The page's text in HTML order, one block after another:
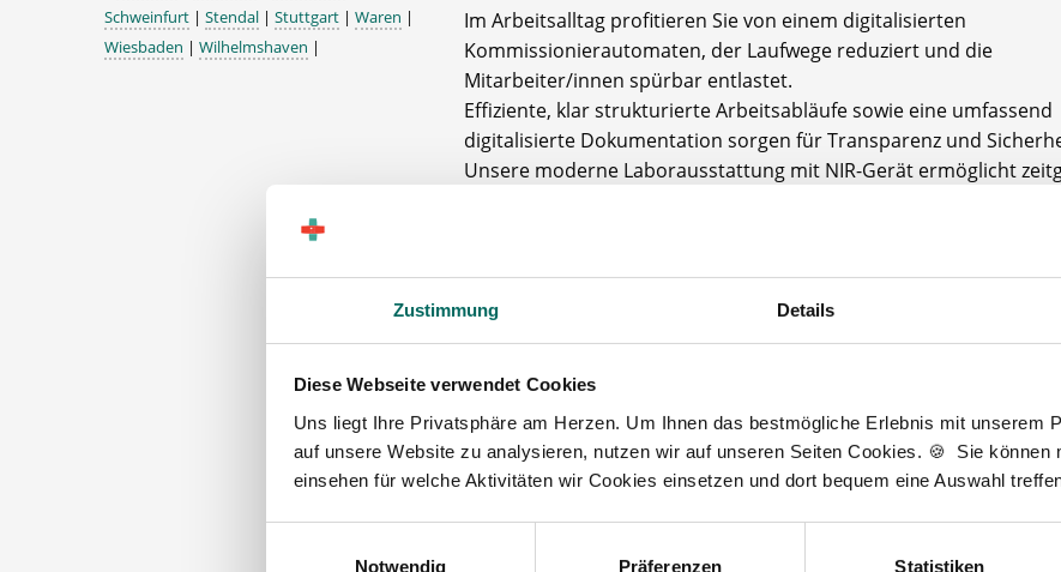
Zustimmung Details
Diese Webseite verwendet Cookies
Uns liegt Ihre Privatsphäre am Herzen. Um Ihnen das bestmögliche Erlebnis mit unserem
auf unsere Website zu analysieren, nutzen wir auf unseren Seiten Cookies. 🍪 Sie können
einsehen für welche Aktivitäten wir Cookies einsetzen und dort bequem eine Auswahl
Notwendig
Präferenzen Statistiken
Im Arbeitsalltag profitieren Sie von einem digitalisierten
Kommissionierautomaten, der Laufwege reduziert und die
Mitarbeiter/innen spürbar entlastet.
Effiziente, klar strukturierte Arbeitsabläufe sowie eine umfassend
digitalisierte Dokumentation sorgen für Transparenz und
Unsere moderne Laborausstattung mit NIR-Gerät ermöglicht
Freuen Sie sich auf ein herzliches, professionelles Team, welches
Zusammenhalt, Qualität und Serviceorientierung lebt und Ihre
Entwicklung aktiv unterstützt.
Wertschätzung und ein Umfeld, in dem Arbeiten Freude macht und
langfristige Perspektiven bietet.
Apothekenkammer: Baden-Württemberg
Teamgröße: Team: 2 Apotheker, 3 PTA und 1 PKA
Schweinfurt | Stendal | Stuttgart | Waren |
Wiesbaden | Wilhelmshaven |